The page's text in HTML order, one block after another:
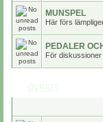
MUNSPEL
Här förs
PEDALER
För